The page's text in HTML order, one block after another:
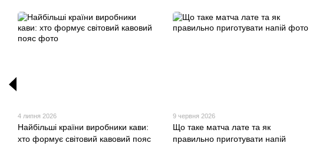
4 липня 2026
Найбільші країни виробники кави:
хто формує світовий кавовий пояс
9 червня 2026
Що таке матча лате та як
правильно приготувати напій